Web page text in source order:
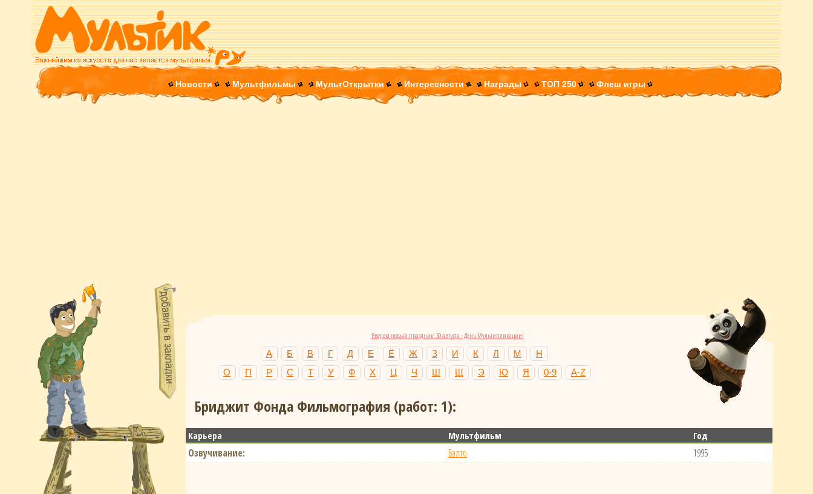
Новости Мультфильмы МультОткрытки Интересности Награды ТОП 250 Флеш игры
Введем новый праздник! 30 августа - День Мультипликации!
А Б В Г Д Е Ё Ж З И К Л М
Н
О
П Р С Т У Ф Х Ц Ч Ш Щ Э Ю Я 0-9 A-Z
Бриджит Фонда Фильмография (работ: 1):
Карьера Мультфильм Год
Озвучивание: Балто 1995